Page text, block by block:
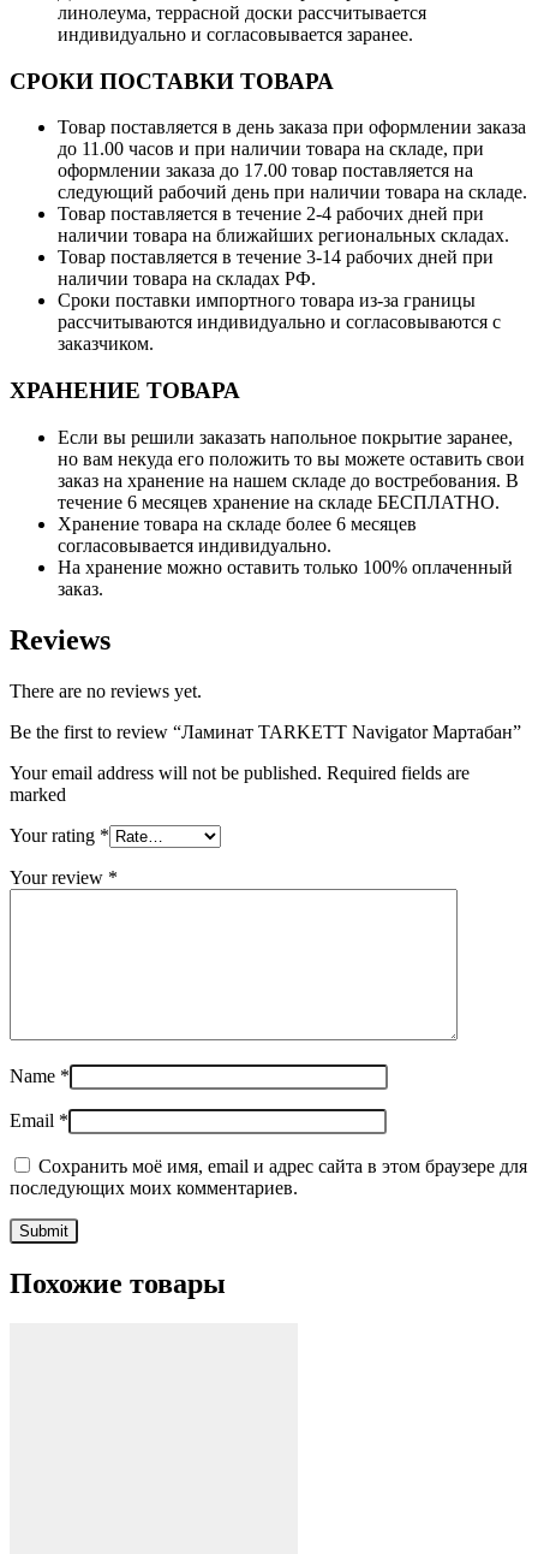
линолеума, террасной доски рассчитывается
индивидуально и согласовывается заранее.
СРОКИ ПОСТАВКИ ТОВАРА
Товар поставляется в день заказа при оформлении заказа
до 11.00 часов и при наличии товара на складе, при
оформлении заказа до 17.00 товар поставляется на
следующий рабочий день при наличии товара на складе.
Товар поставляется в течение 2-4 рабочих дней при
наличии товара на ближайших региональных складах.
Товар поставляется в течение 3-14 рабочих дней при
наличии товара на складах РФ.
Сроки поставки импортного товара из-за границы
рассчитываются индивидуально и согласовываются с
заказчиком.
ХРАНЕНИЕ ТОВАРА
Если вы решили заказать напольное покрытие заранее,
но вам некуда его положить то вы можете оставить свои
заказ на хранение на нашем складе до востребования. В
течение 6 месяцев хранение на складе БЕСПЛАТНО.
Хранение товара на складе более 6 месяцев
согласовывается индивидуально.
На хранение можно оставить только 100% оплаченный
заказ.
Reviews
There are no reviews yet.
Be the first to review “Ламинат TARKETT Navigator Мартабан”
Your email address will not be published. Required fields are
marked
Your rating *
Your review *
Name *
Email *
Сохранить моё имя, email и адрес сайта в этом браузере для
последующих моих комментариев.
Похожие товары